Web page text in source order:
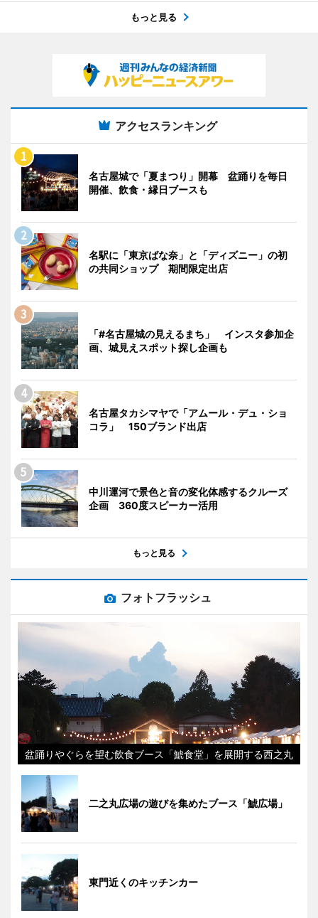
もっと見る
アクセスランキング
名古屋城で「夏まつり」開幕 盆踊りを毎日
開催、飲食・縁日ブースも
名駅に「東京ばな奈」と「ディズニー」の初
の共同ショップ 期間限定出店
「#名古屋城の見えるまち」 インスタ参加企
画、城見えスポット探し企画も
名古屋タカシマヤで「アムール・デュ・ショ
コラ」 150ブランド出店
中川運河で景色と音の変化体感するクルーズ
企画 360度スピーカー活用
もっと見る
フォトフラッシュ
盆踊りやぐらを望む飲食ブース「鯱食堂」を展開する西之丸
二之丸広場の遊びを集めたブース「鯱広場」
東門近くのキッチンカー